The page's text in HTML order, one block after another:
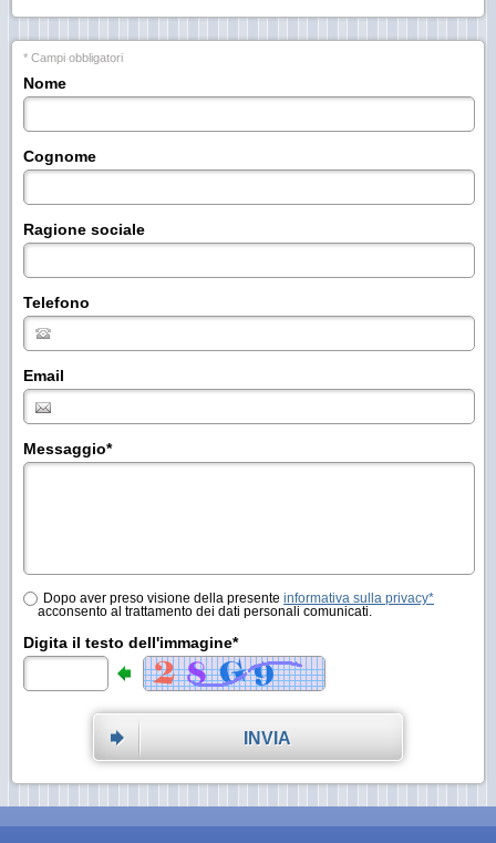
* Campi obbligatori
Nome
Cognome
Ragione sociale
Telefono
Email
Messaggio*
Dopo aver preso visione della presente informativa sulla privacy*
acconsento al trattamento dei dati personali comunicati.
Digita il testo dell'immagine*
INVIA